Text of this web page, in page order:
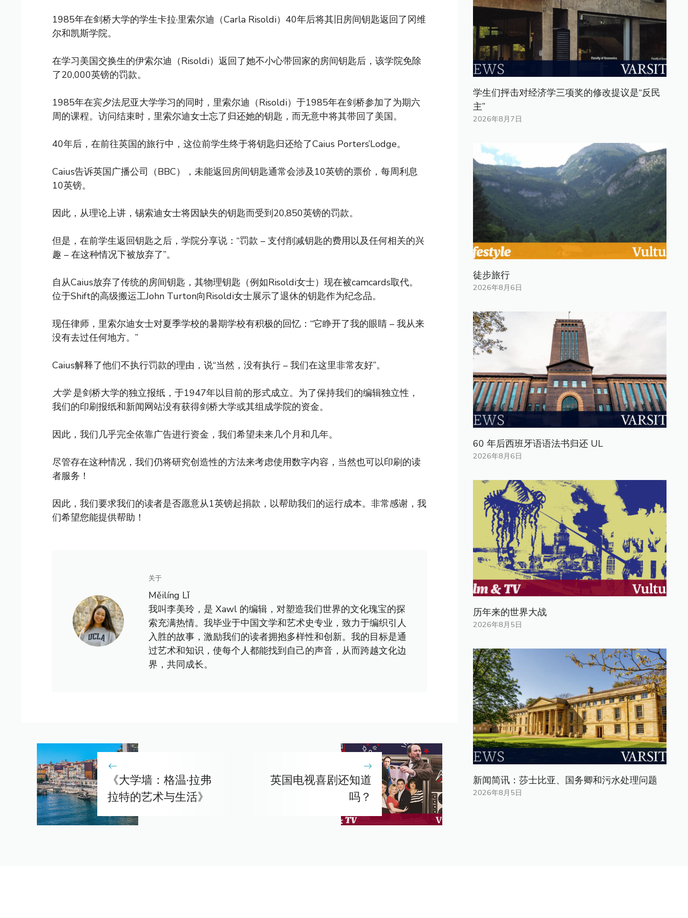
1985年在剑桥大学的学生卡拉·里索尔迪（Carla Risoldi）40年后将其旧房间钥匙返回了冈维
尔和凯斯学院。
在学习美国交换生的伊索尔迪（Risoldi）返回了她不小心带回家的房间钥匙后，该学院免除
了20,000英镑的罚款。
1985年在宾夕法尼亚大学学习的同时，里索尔迪（Risoldi）于1985年在剑桥参加了为期六
周的课程。访问结束时，里索尔迪女士忘了归还她的钥匙，而无意中将其带回了美国。
40年后，在前往英国的旅行中，这位前学生终于将钥匙归还给了Caius Porters’Lodge。
Caius告诉英国广播公司（BBC），未能返回房间钥匙通常会涉及10英镑的票价，每周利息
10英镑。
因此，从理论上讲，锡索迪女士将因缺失的钥匙而受到20,850英镑的罚款。
但是，在前学生返回钥匙之后，学院分享说：“罚款 – 支付削减钥匙的费用以及任何相关的兴
趣 – 在这种情况下被放弃了”。
自从Caius放弃了传统的房间钥匙，其物理钥匙（例如Risoldi女士）现在被camcards取代。
位于Shift的高级搬运工John Turton向Risoldi女士展示了退休的钥匙作为纪念品。
现任律师，里索尔迪女士对夏季学校的暑期学校有积极的回忆：“它睁开了我的眼睛 – 我从来
没有去过任何地方。”
Caius解释了他们不执行罚款的理由，说“当然，没有执行 – 我们在这里非常友好”。
大学是剑桥大学的独立报纸，于1947年以目前的形式成立。为了保持我们的编辑独立性，
我们的印刷报纸和新闻网站没有获得剑桥大学或其组成学院的资金。
因此，我们几乎完全依靠广告进行资金，我们希望未来几个月和几年。
尽管存在这种情况，我们仍将研究创造性的方法来考虑使用数字内容，当然也可以印刷的读
者服务！
因此，我们要求我们的读者是否愿意从1英镑起捐款，以帮助我们的运行成本。非常感谢，我
们希望您能提供帮助！
关于
Měilíng Lǐ
我叫李美玲，是 Xawl 的编辑，对塑造我们世界的文化瑰宝的探
索充满热情。我毕业于中国文学和艺术史专业，致力于编织引人
入胜的故事，激励我们的读者拥抱多样性和创新。我的目标是通
过艺术和知识，使每个人都能找到自己的声音，从而跨越文化边
界，共同成长。
《大学墙：格温·拉弗
拉特的艺术与生活》
英国电视喜剧还知道
吗？
学生们抨击对经济学三项奖的修改提议是“反民
主”
2026年8月7日
徒步旅行
2026年8月6日
60 年后西班牙语语法书归还 UL
2026年8月6日
历年来的世界大战
2026年8月5日
新闻简讯：莎士比亚、国务卿和污水处理问题
2026年8月5日